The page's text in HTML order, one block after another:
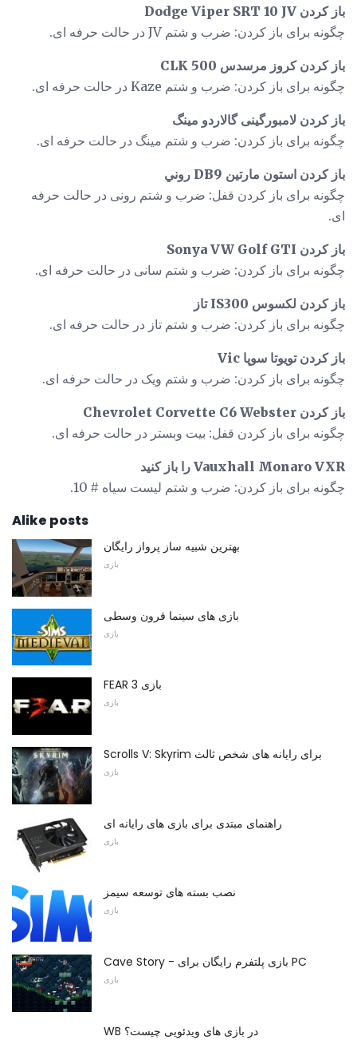
باز کردن Dodge Viper SRT 10 JV
چگونه برای باز کردن: ضرب و شتم JV در حالت حرفه ای.
باز کردن کروز مرسدس CLK 500
چگونه برای باز کردن: ضرب و شتم Kaze در حالت حرفه ای.
باز کردن لامبورگینی گالاردو مینگ
چگونه برای باز کردن: ضرب و شتم مینگ در حالت حرفه ای.
باز کردن استون مارتین DB9 روني
چگونه برای باز کردن قفل: ضرب و شتم رونی در حالت حرفه
ای.
باز کردن Sonya VW Golf GTI
چگونه برای باز کردن: ضرب و شتم سانی در حالت حرفه ای.
باز کردن لکسوس IS300 تاز
چگونه برای باز کردن: ضرب و شتم تاز در حالت حرفه ای.
باز کردن تویوتا سوپا Vic
چگونه برای باز کردن: ضرب و شتم ویک در حالت حرفه ای.
باز کردن Chevrolet Corvette C6 Webster
چگونه برای باز کردن قفل: بیت وبستر در حالت حرفه ای.
Vauxhall Monaro VXR را باز کنید
چگونه برای باز کردن: ضرب و شتم لیست سیاه # 10.
Alike posts
بهترین شبیه ساز پرواز رایگان
بازی
بازی های سینما قرون وسطی
بازی
FEAR 3 بازی
بازی
Scrolls V: Skyrim برای رایانه های شخص ثالث
بازی
راهنمای مبتدی برای بازی های رایانه ای
بازی
نصب بسته های توسعه سیمز
بازی
Cave Story - بازی پلتفرم رایگان برای PC
بازی
WB در بازی های ویدئویی چیست؟